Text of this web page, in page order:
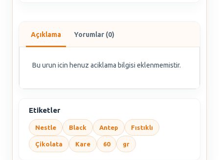
Açıklama Yorumlar (0)
Bu urun icin henuz aciklama bilgisi eklenmemistir.
Etiketler
Nestle Black Antep Fıstıklı
Çikolata Kare 60 gr